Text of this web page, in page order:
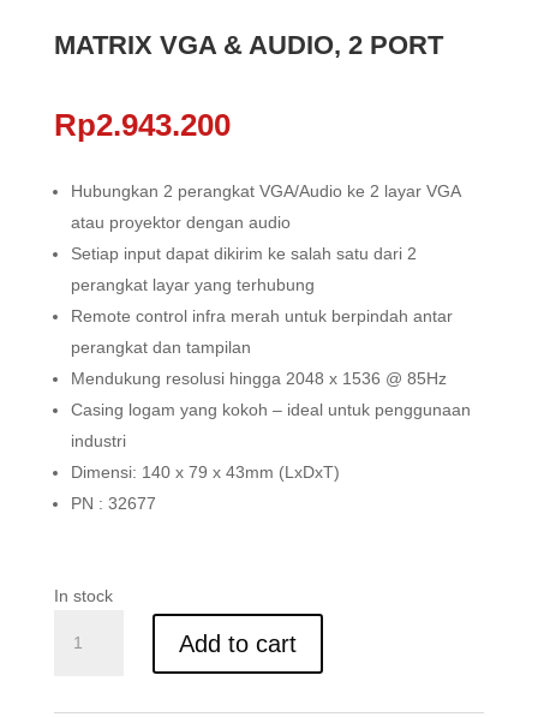
MATRIX VGA & AUDIO, 2 PORT
Rp2.943.200
Hubungkan 2 perangkat VGA/Audio ke 2 layar VGA
atau proyektor dengan audio
Setiap input dapat dikirim ke salah satu dari 2
perangkat layar yang terhubung
Remote control infra merah untuk berpindah antar
perangkat dan tampilan
Mendukung resolusi hingga 2048 x 1536 @ 85Hz
Casing logam yang kokoh – ideal untuk penggunaan
industri
Dimensi: 140 x 79 x 43mm (LxDxT)
PN : 32677
In stock
VGA
Add to cart